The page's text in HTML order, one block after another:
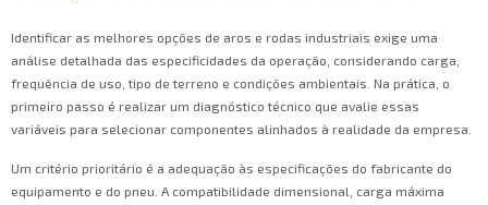
Identificar as melhores opções de aros e rodas industriais exige uma
análise detalhada das especificidades da operação, considerando carga,
frequência de uso, tipo de terreno e condições ambientais. Na prática, o
primeiro passo é realizar um diagnóstico técnico que avalie essas
variáveis para selecionar componentes alinhados à realidade da empresa.
Um critério prioritário é a adequação às especificações do fabricante do
equipamento e do pneu. A compatibilidade dimensional, carga máxima